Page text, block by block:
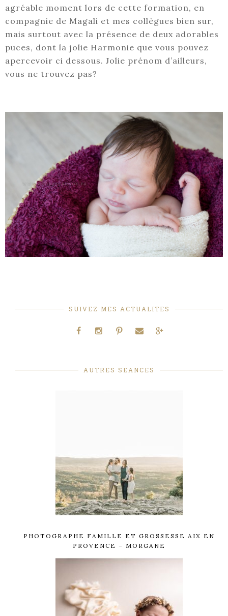
agréable moment lors de cette formation, en
compagnie de Magali et mes collègues bien sur,
mais surtout avec la présence de deux adorables
puces, dont la jolie Harmonie que vous pouvez
apercevoir ci dessous. Jolie prénom d’ailleurs,
vous ne trouvez pas?
SUIVEZ MES ACTUALITES
AUTRES SEANCES
PHOTOGRAPHE FAMILLE ET GROSSESSE AIX EN
PROVENCE – MORGANE